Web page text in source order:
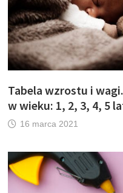
Tabela wzrostu i
w wieku: 1, 2, 3, 4, 5
16 marca 2021